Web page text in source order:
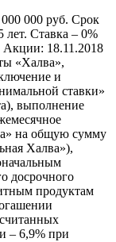
000 руб. Срок
лет. Ставка – 0%
Акции: 18.11.2018
«Халва»,
и
ставки»
выполнение
на общую сумму
Халва»),
досрочного
продуктам
– 6,9% при